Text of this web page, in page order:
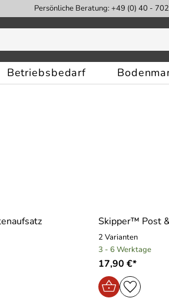
Persönliche Beratung: +49 (0) 40 -
Betriebsbedarf
Skipper™ Post
2 Varianten
3 - 6 Werktage
17,90 €*